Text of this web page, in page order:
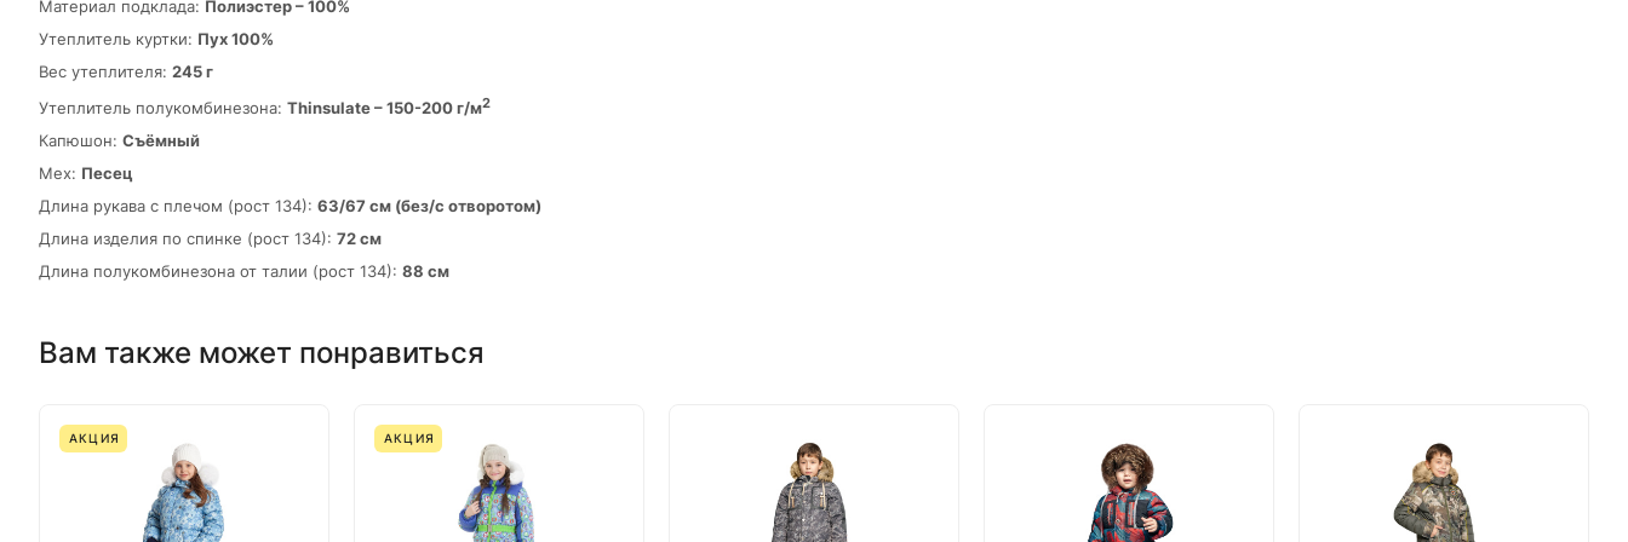
Материал подклада: Полиэстер – 100%
Утеплитель куртки: Пух 100%
Вес утеплителя: 245 г
Утеплитель полукомбинезона: Thinsulate – 150-200 г/м2
Капюшон: Съёмный
Мех: Песец
Длина рукава с плечом (рост 134): 63/67 см (без/с отворотом)
Длина изделия по спинке (рост 134): 72 см
Длина полукомбинезона от талии (рост 134): 88 см
Вам также может понравиться
АКЦИЯ АКЦИЯ